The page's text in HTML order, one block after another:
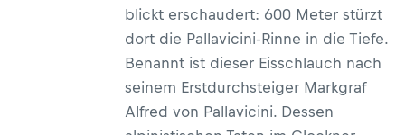
blickt erschaudert: 600 Meter stürzt
dort die Pallavicini-Rinne in die Tiefe.
Benannt ist dieser Eisschlauch nach
seinem Erstdurchsteiger Markgraf
Alfred von Pallavicini. Dessen